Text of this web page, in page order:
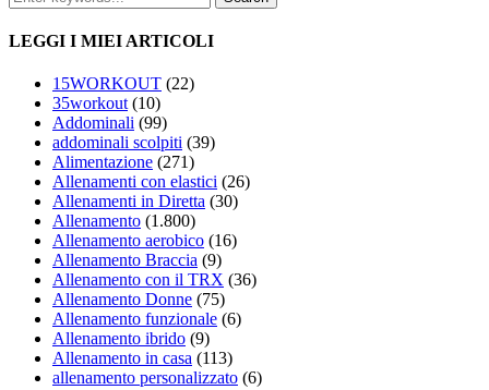
LEGGI I MIEI ARTICOLI
15WORKOUT (22)
35workout (10)
Addominali (99)
addominali scolpiti (39)
Alimentazione (271)
Allenamenti con elastici (26)
Allenamenti in Diretta (30)
Allenamento (1.800)
Allenamento aerobico (16)
Allenamento Braccia (9)
Allenamento con il TRX (36)
Allenamento Donne (75)
Allenamento funzionale (6)
Allenamento ibrido (9)
Allenamento in casa (113)
allenamento personalizzato (6)